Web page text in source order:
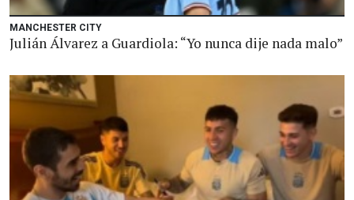
MANCHESTER CITY
Julián Álvarez a Guardiola: “Yo nunca dije nada malo”